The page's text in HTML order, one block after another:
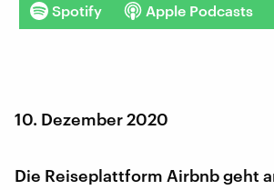
Spotify Apple Podcasts
10. Dezember 2020
Die Reiseplattform Airbnb geht